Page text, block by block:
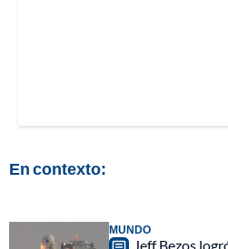
En contexto:
MUNDO
Jeff Bezos